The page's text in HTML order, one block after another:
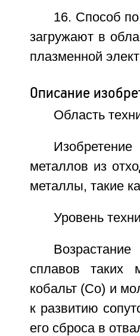
16. Способ
загружают в
плазменной
Описание
Область
металлов из
металлы, такие
Уровень
сплавов таких
кобальт (Со) и
к развитию
его сброса в